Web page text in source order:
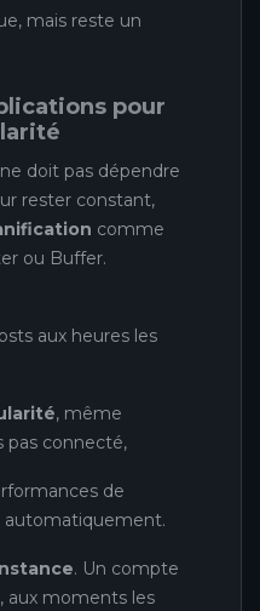
mais reste un
pour
doit pas dépendre
rester constant,
comme
ou Buffer.
aux heures les
, même
pas connecté,
de
automatiquement.
. Un compte
aux moments les